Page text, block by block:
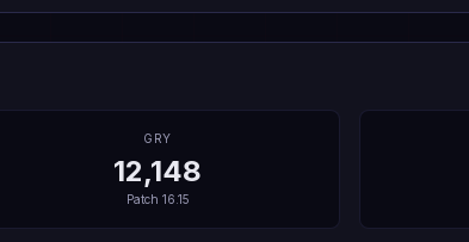
GRY
12,148
Patch 16.15